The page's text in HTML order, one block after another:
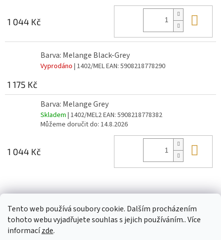
Tento web používá soubory cookie. Dalším procházením
tohoto webu vyjadřujete souhlas s jejich používáním.. Více
informacízde.
1 044 Kč
Barva: Melange Black-Grey
Vyprodáno | 1402/MELEAN: 5908218778290
1 175 Kč
Barva: Melange Grey
Skladem | 1402/MEL2EAN: 5908218778382
Můžeme doručit do: 14.8.2026
1 044 Kč
Z